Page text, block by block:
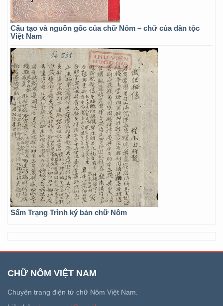
Cấu tạo và nguồn gốc của chữ Nôm – chữ của dân tộc
Việt Nam
Sấm Trạng Trình ký bản chữ Nôm
CHỮ NÔM VIỆT NAM
Chuyên trang điện tử chữ Nôm Việt Nam.